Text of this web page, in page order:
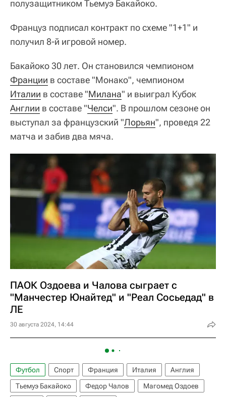
полузащитником Тьемуэ Бакайоко.
Француз подписал контракт по схеме "1+1" и
получил 8-й игровой номер.
Бакайоко 30 лет. Он становился чемпионом
Франции в составе "Монако", чемпионом
Италии в составе "Милана" и выиграл Кубок
Англии в составе "Челси". В прошлом сезоне он
выступал за французский "Лорьян", проведя 22
матча и забив два мяча.
ПАОК Оздоева и Чалова сыграет с
"Манчестер Юнайтед" и "Реал Сосьедад" в
ЛЕ
30 августа 2024, 14:44
Футбол Спорт Франция Италия
Англия
Тьемуэ Бакайоко
Федор Чалов
Магомед Оздоев